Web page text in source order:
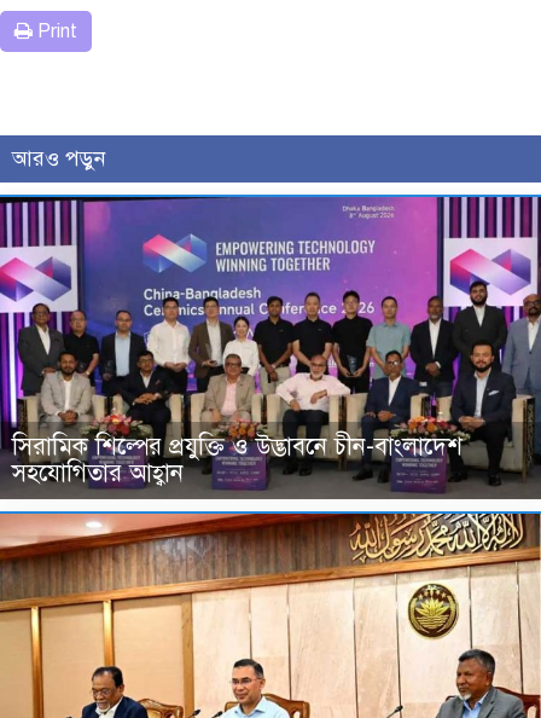
Print
আরও পড়ুন
সিরামিক শিল্পের প্রযুক্তি ও উদ্ভাবনে চীন-বাংলাদেশ
সহযোগিতার আহ্বান